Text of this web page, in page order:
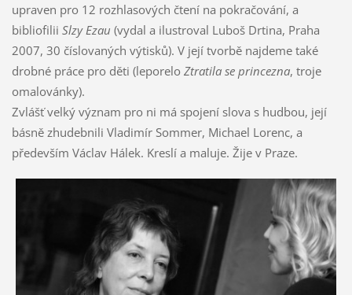
upraven pro 12 rozhlasových čtení na pokračování, a
bibliofilii Slzy Ezau (vydal a ilustroval Luboš Drtina, Praha
2007, 30 číslovaných výtisků). V její tvorbě najdeme také
drobné práce pro děti (leporelo Ztratila se princezna, troje
omalovánky).
Zvlášť velký význam pro ni má spojení slova s hudbou, její
básně zhudebnili Vladimír Sommer, Michael Lorenc, a
především Václav Hálek. Kreslí a maluje. Žije v Praze.